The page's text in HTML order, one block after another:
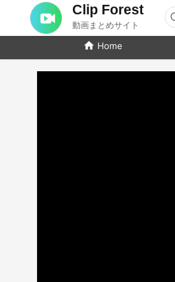
Clip Forest
動画まとめサイト
Home